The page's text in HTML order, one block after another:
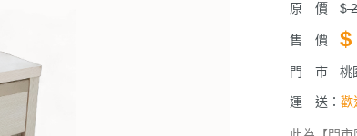
原 價 $
售 價 $
門 市 桃
運 送： 歡